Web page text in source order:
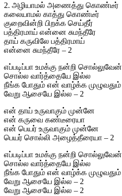
2. அழியாமல் அணைத்து கொண்டீர்
கலையாமல் காத்து கொண்டீர்
குறைவின்றி பிறக்க செய்தீர்
பத்திரமாய் என்னை சுமந்தீரே
தாய் கருவிலே பத்திரமாய்
என்னை சுமந்தீரே – 2
எப்படிப்பா உமக்கு நன்றி சொல்லுவேன்
சொல்ல வார்த்தையே இல்ல
நீங்க போதும் என் வாழ்க்க முழுவதும்
வேறு ஆசையே இல்ல – 2
என் தாய் உருவாகும் முன்னே
என் கருவை கண்டீரையா
என் பெயர் உருவாகும் முன்னே
பெயர் சொல்லி அழைத்தீரையா – 2
எப்படிப்பா உமக்கு நன்றி சொல்லுவேன்
சொல்ல வார்த்தையே இல்ல
நீங்க போதும் என் வாழ்க்க முழுவதும்
வேறு ஆசையே இல்ல – 2
வேறு ஆசையே இல்ல – 2